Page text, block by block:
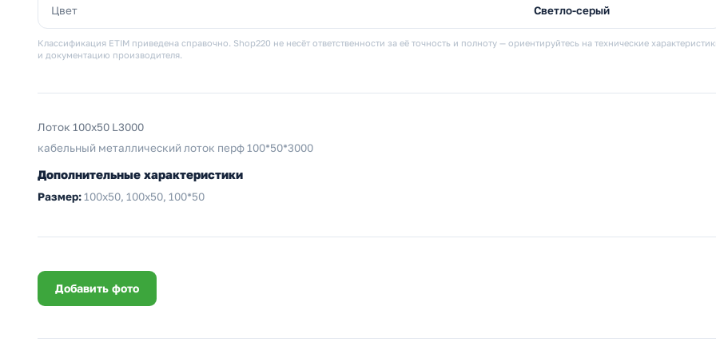
Цвет Светло-серый
Классификация ETIM приведена справочно. Shop220 не несёт ответственности за её точность и полноту — ориентируйтесь на технические
и документацию производителя.
Лоток 100х50 L3000
кабельный металлический лоток перф 100*50*3000
Дополнительные характеристики
Размер:100х50, 100x50, 100*50
Добавить фото